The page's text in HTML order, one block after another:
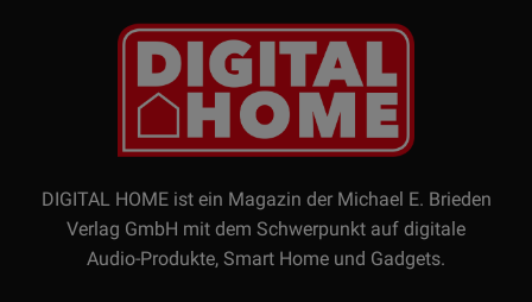
DIGITAL HOME ist ein Magazin der Michael E. Brieden
Verlag GmbH mit dem Schwerpunkt auf digitale
Audio-Produkte, Smart Home und Gadgets.